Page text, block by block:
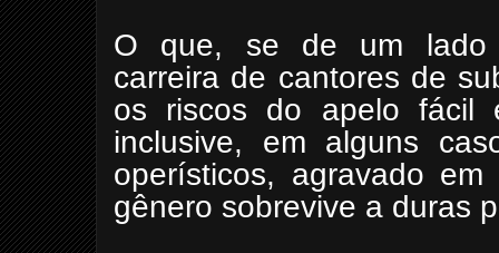
O que, se de um lado
carreira de cantores de
os riscos do apelo fácil
inclusive, em alguns
operísticos, agravado
gênero sobrevive a duras